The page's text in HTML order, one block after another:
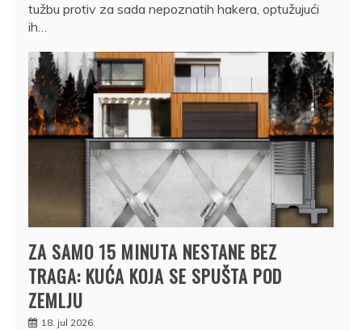
tužbu protiv za sada nepoznatih hakera, optužujući
ih…
ZA SAMO 15 MINUTA NESTANE BEZ
TRAGA: KUĆA KOJA SE SPUŠTA POD
ZEMLJU
18. jul 2026.